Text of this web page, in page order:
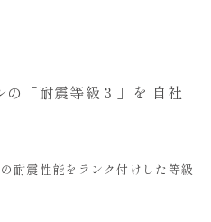
「耐震等級３」を 自社
耐震性能をランク付けした等級